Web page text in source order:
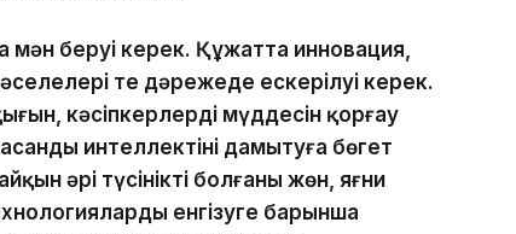
мән беруі керек. Құжатта инновация,
тең дәрежеде ескерілуі керек.
кәсіпкерлердің мүддесін қорғау
интеллектіні дамытуға бөгет
әрі түсінікті болғаны жөн, яғни
енгізуге барынша